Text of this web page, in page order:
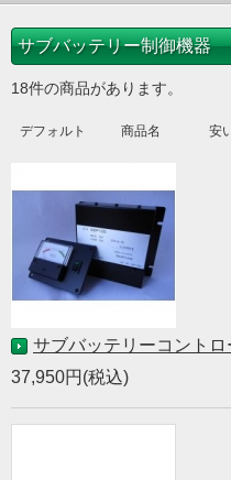
サブバッテリー制御機器
18件の商品があります。
デフォルト 商品名 安
サブバッテリーコント
37,950円(税込)